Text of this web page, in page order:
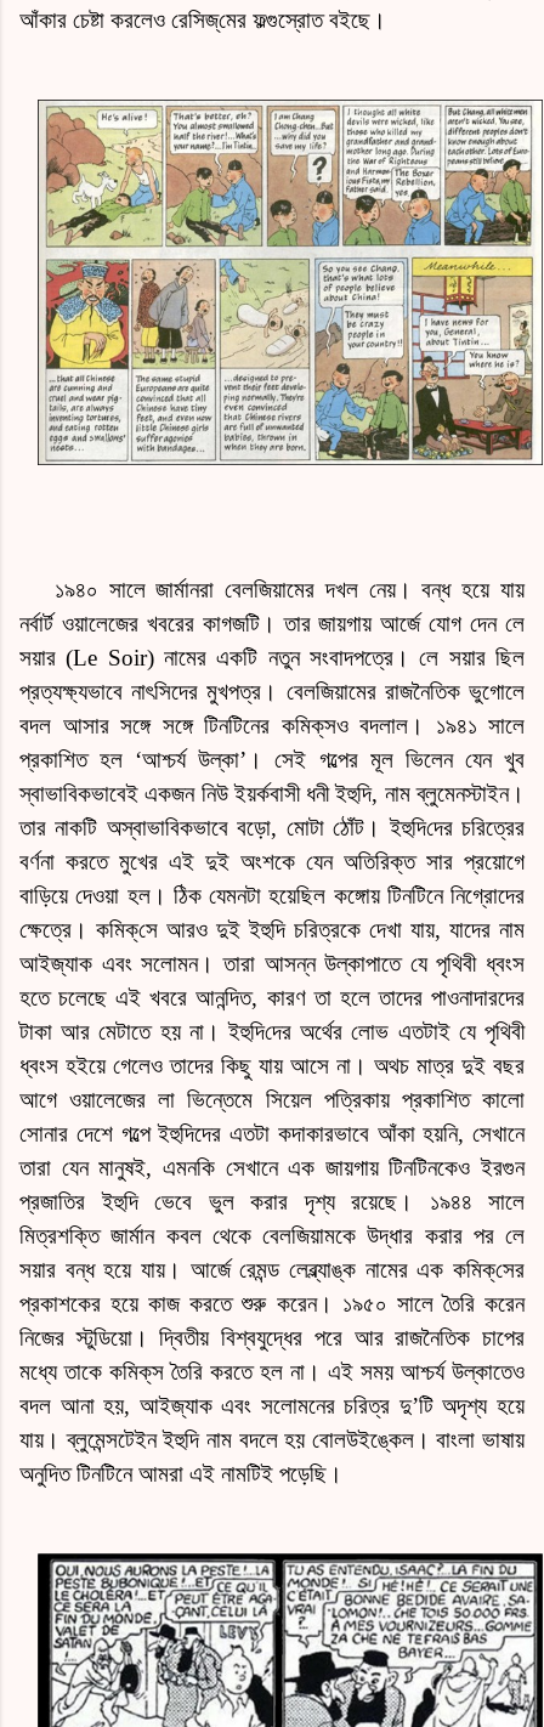
আঁকার চেষ্টা করলেও রেসিজ্‌মের ফল্গুস্রোত বইছে।
১৯৪০ সালে জার্মানরা বেলজিয়ামের দখল নেয়। বন্ধ হয়ে যায়
নর্বার্ট ওয়ালেজের খবরের কাগজটি। তার জায়গায় আর্জে যোগ দেন লে
সয়ার (Le Soir) নামের একটি নতুন সংবাদপত্রে। লে সয়ার ছিল
প্রত্যক্ষ্যভাবে নাৎসিদের মুখপত্র। বেলজিয়ামের রাজনৈতিক ভুগোলে
বদল আসার সঙ্গে সঙ্গে টিনটিনের কমিক্‌সও বদলাল। ১৯৪১ সালে
প্রকাশিত হল ‘আশ্চর্য উল্কা’ ।
সেই গল্পের মূল ভিলেন যেন খুব
স্বাভাবিকভাবেই একজন নিউ ইয়র্কবাসী ধনী ইহুদি, নাম ব্লুমেনস্টাইন।
তার নাকটি অস্বাভাবিকভাবেবড়ো, মোটা ঠোঁট।ইহুদিদের চরিত্রের
বর্ণনা করতে মুখের এই দুই অংশকে যেন অতিরিক্ত সার প্রয়োগে
বাড়িয়ে দেওয়া হল। ঠিক যেমনটা হয়েছিল কঙ্গোয় টিনটিনে নিগ্রোদের
ক্ষেত্রে। কমিক্‌সে আরও দুইইহুদি চরিত্রকে দেখা যায়, যাদের নাম
আইজ্যাক এবং সলোমন। তারা আসন্ন উল্কাপাতে যে পৃথিবী ধ্বংস
হতে চলেছে এই খবরে আনন্দিত, কারণ তা হলে তাদের পাওনাদারদের
টাকা আর মেটাতে হয় না।ইহুদিদের অর্থের লোভ এতটাই যে পৃথিবী
ধ্বংস হইয়ে গেলেও তাদের কিছু যায় আসে না। অথচ মাত্র দুই বছর
আগে ওয়ালেজের লা ভিন্তেমে সিয়েল পত্রিকায় প্রকাশিত কালো
সোনার দেশে গল্পে ইহুদিদের এতটা কদাকারভাবে আঁকা হয়নি, সেখানে
তারা যেন মানুষই, এমনকি সেখানে এক জায়গায় টিনটিনকেও ইরগুন
প্রজাতিরইহুদি ভেবে ভুল করার দৃশ্য রয়েছে। ১৯৪৪ সালে
মিত্রশক্তি জার্মান কবল থেকে বেলজিয়ামকে উদ্ধার করার পর লে
সয়ার বন্ধ হয়ে যায়। আর্জেরেমন্ড লেব্ল্যাঙ্ক নামের এককমিক্‌সের
প্রকাশকের হয়ে কাজ করতে শুরু করেন। ১৯৫০ সালে তৈরি করেন
নিজের স্টুডিয়ো। দ্বিতীয় বিশ্বযুদ্ধের পরে আর রাজনৈতিক চাপের
মধ্যে তাকে কমিক্‌সতৈরি করতে হল না। এই সময় আশ্চর্য উল্কাতেও
বদল আনা হয়, আইজ্যাক এবং সলোমনের চরিত্র দু’টিঅদৃশ্য হয়ে
যায়। ব্লুমেন্সটেইন ইহুদি নাম বদলে হয় বোলউইঙ্কেল। বাংলা ভাষায়
অনুদিত টিনটিনে আমরা এই নামটিই পড়েছি।